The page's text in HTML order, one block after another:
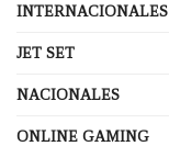
INTERNACIONALES
JET SET
NACIONALES
ONLINE GAMING